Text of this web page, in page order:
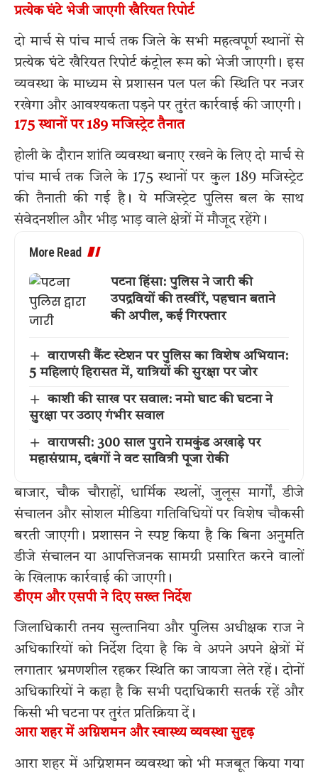
प्रत्येक घंटे भेजी जाएगी खैरियत रिपोर्ट
दो मार्च से पांच मार्च तक जिले के सभी महत्वपूर्ण स्थानों से
प्रत्येक घंटे खैरियत रिपोर्ट कंट्रोल रूम को भेजी जाएगी। इस
व्यवस्था के माध्यम से प्रशासन पल पल की स्थिति पर नजर
रखेगा और आवश्यकता पड़ने पर तुरंत कार्रवाई की जाएगी।
175 स्थानों पर 189 मजिस्ट्रेट तैनात
होली के दौरान शांति व्यवस्था बनाए रखने के लिए दो मार्च से
पांच मार्च तक जिले के 175 स्थानों पर कुल 189 मजिस्ट्रेट
की तैनाती की गई है। ये मजिस्ट्रेट पुलिस बल के साथ
संवेदनशील और भीड़ भाड़ वाले क्षेत्रों में मौजूद रहेंगे।
More Read
पटना हिंसा: पुलिस ने जारी की
उपद्रवियों की तस्वीरें, पहचान बताने
की अपील, कई गिरफ्तार
वाराणसी कैंट स्टेशन पर पुलिस का विशेष अभियान:
5 महिलाएं हिरासत में, यात्रियों की सुरक्षा पर जोर
काशी की साख पर सवाल: नमो घाट की घटना ने
सुरक्षा पर उठाए गंभीर सवाल
वाराणसी: 300 साल पुराने रामकुंड अखाड़े पर
महासंग्राम, दबंगों ने वट सावित्री पूजा रोकी
बाजार, चौक चौराहों, धार्मिक स्थलों, जुलूस मार्गों, डीजे
संचालन और सोशल मीडिया गतिविधियों पर विशेष चौकसी
बरती जाएगी। प्रशासन ने स्पष्ट किया है कि बिना अनुमति
डीजे संचालन या आपत्तिजनक सामग्री प्रसारित करने वालों
के खिलाफ कार्रवाई की जाएगी।
डीएम और एसपी ने दिए सख्त निर्देश
जिलाधिकारी तनय सुल्तानिया और पुलिस अधीक्षक राज ने
अधिकारियों को निर्देश दिया है कि वे अपने अपने क्षेत्रों में
लगातार भ्रमणशील रहकर स्थिति का जायजा लेते रहें। दोनों
अधिकारियों ने कहा है कि सभी पदाधिकारी सतर्क रहें और
किसी भी घटना पर तुरंत प्रतिक्रिया दें।
आरा शहर में अग्निशमन और स्वास्थ्य व्यवस्था सुदृढ़
आरा शहर में अग्निशमन व्यवस्था को भी मजबूत किया गया